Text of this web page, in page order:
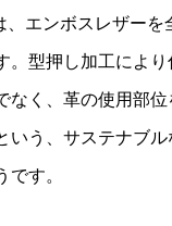
、エンボスレザーを
。型押し加工によ
なく、革の使用部
いう、サステナブ
です。